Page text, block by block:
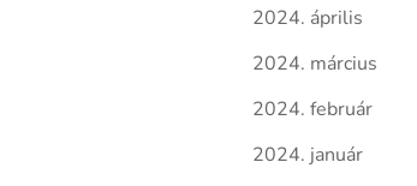
2024. április
2024. március
2024. február
2024. január